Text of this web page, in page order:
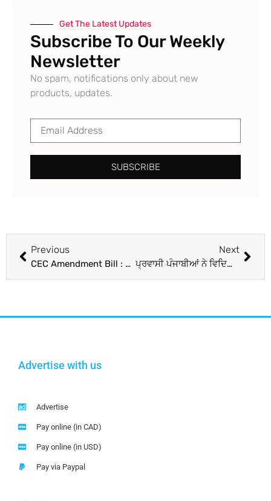
Get The Latest Updates
Subscribe To Our Weekly
Newsletter
No spam, notifications only about new
products, updates.
SUBSCRIBE
Previous
CEC Amendment Bill : CEC ਤੇ EC ਨੂੰ ਮਿਲੇਗਾ ਸੁਪਰੀਮ ਕੋਰਟ ਦੇ ਜੱਜਾਂ ਬਰਾਬਰ ਦਰਜਾ ? ਕੇਂਦਰ ਸਰਕਾਰ ਲਿਆ ਸਕਦੀ ਹੈ ਸੋਧ ਪ੍ਰਸਤਾਵ
Next
ਪ੍ਰਵਾਸੀ ਪੰਜਾਬੀਆਂ ਨੇ ਵਿਦਿਆਰਥੀਆਂ ਨੂੰ ਵੰਡੀਆਂ ਵਰਦੀਆਂ
Advertise with us
Advertise
Pay online (in CAD)
Pay online (in USD)
Pay via Paypal